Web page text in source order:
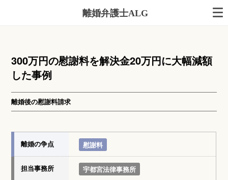
離婚弁護士ALG
300万円の慰謝料を解決金20万円に大幅減額
した事例
離婚後の慰謝料請求
離婚の争点 慰謝料
担当事務所 宇都宮法律事務所